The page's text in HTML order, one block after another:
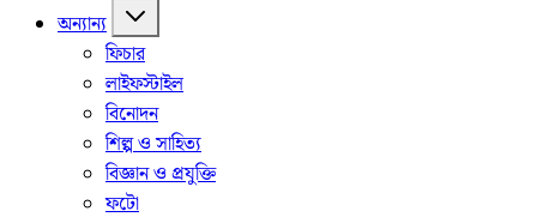
অন্যান্য
ফিচার
লাইফস্টাইল
বিনোদন
শিল্প ও সাহিত্য
বিজ্ঞান ও প্রযুক্তি
ফটো